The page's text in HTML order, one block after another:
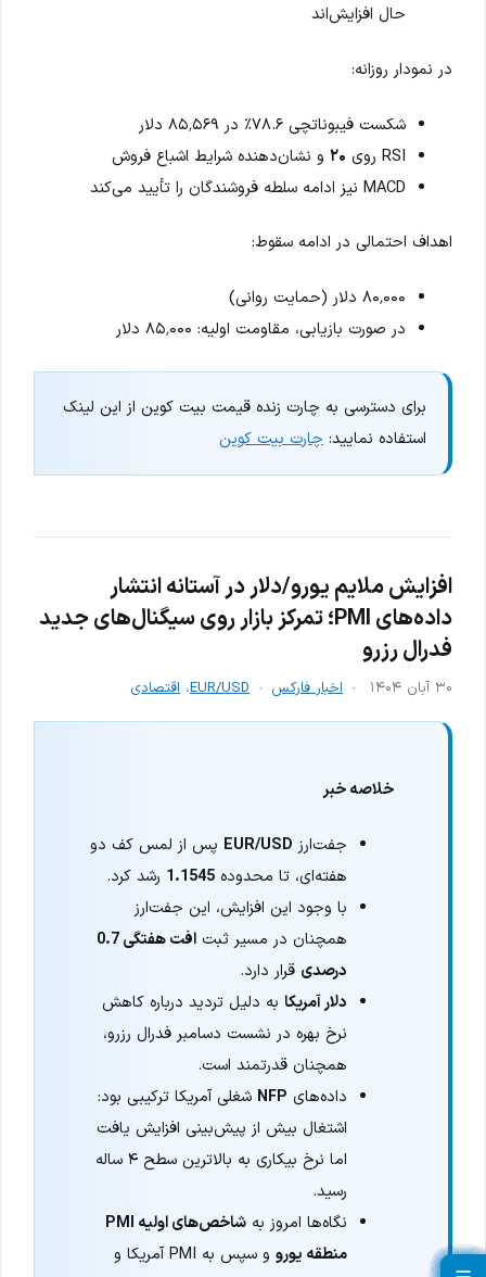
حال افزایش‌اند
در نمودار روزانه:
شکست فیبوناتچی ۷۸.۶٪ در ۸۵٬۵۶۹ دلار
RSI روی
۲۰ و نشان‌دهنده شرایط اشباع فروش
MACD نیز ادامه سلطه فروشندگان را تأیید می‌کند
اهداف احتمالی در ادامه سقوط:
۸۰٬۰۰۰ دلار (حمایت روانی)
در صورت بازیابی، مقاومت اولیه: ۸۵٬۰۰۰ دلار
برای دسترسی به چارت زنده قیمت بیت کوین از این لینک
استفاده نمایید: چارت بیت کوین
افزایش ملایم یورو/دلار در آستانه انتشار
داده‌های PMI؛ تمرکز بازار روی سیگنال‌های جدید
فدرال رزرو
۳۰ آبان ۱۴۰۴ اخبار فارکس EUR/USD، اقتصادی
خلاصه خبر
جفت‌ارز EUR/USD پس از لمس کف دو
هفته‌ای، تا محدوده1.1545 رشد کرد.
با وجود این افزایش، این جفت‌ارز
همچنان در مسیر ثبت
افت هفتگی 0.7
درصدی قرار دارد.
دلار آمریکا به دلیل تردید درباره کاهش
نرخ بهره در نشست دسامبر فدرال رزرو،
همچنان قدرتمند است.
داده‌های NFP شغلی آمریکا ترکیبی بود:
اشتغال بیش از پیش‌بینی افزایش یافت
اما نرخ بیکاری به بالاترین سطح ۴ ساله
رسید.
نگاه‌ها امروز به
شاخص‌های اولیه PMI
منطقه یورو
و سپس به PMI آمریکا و